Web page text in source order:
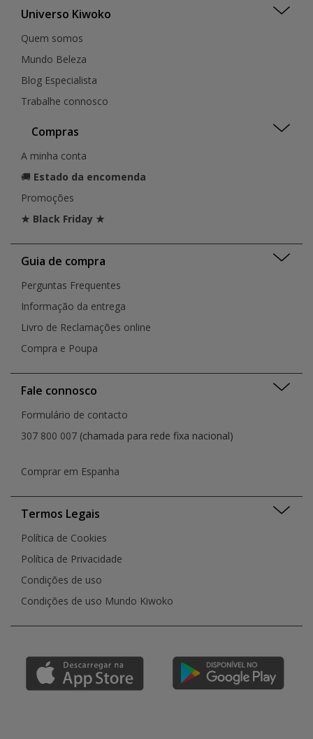
Universo Kiwoko
Quem somos
Mundo Beleza
Blog Especialista
Trabalhe connosco
Compras
A minha conta
🚚 Estado da encomenda
Promoções
★ Black Friday ★
Guia de compra
Perguntas Frequentes
Informação da entrega
Livro de Reclamações online
Compra e Poupa
Fale connosco
Formulário de contacto
307 800 007 (chamada para rede fixa nacional)
Comprar em Espanha
Termos Legais
Política de Cookies
Política de Privacidade
Condições de uso
Condições de uso Mundo Kiwoko